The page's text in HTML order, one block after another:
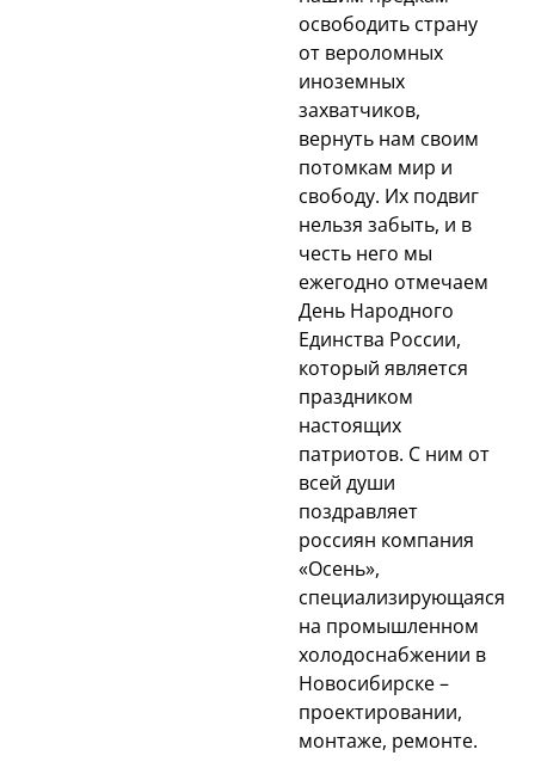
освободить страну
от вероломных
иноземных
захватчиков,
вернуть нам своим
потомкам мир и
свободу. Их подвиг
нельзя забыть, и в
честь него мы
ежегодно отмечаем
День Народного
Единства России,
который является
праздником
настоящих
патриотов. С ним от
всей души
поздравляет
россиян компания
«Осень»,
специализирующаяся
на промышленном
холодоснабжении в
Новосибирске –
проектировании,
монтаже, ремонте.